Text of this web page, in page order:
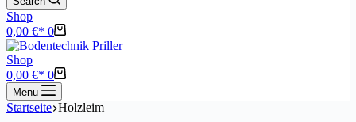
Shop
Warenkorb
0,00 € 0
Shop
Warenkorb
0,00 € 0
Menu
Startseite Holzleim